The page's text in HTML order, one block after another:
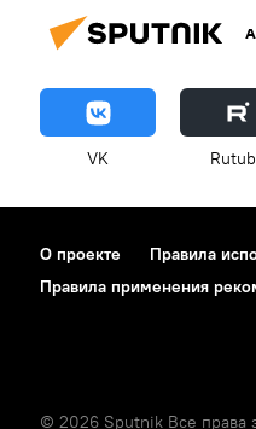
VK
О проекте Правила
Правила применения
© 2026 Sputnik Все права